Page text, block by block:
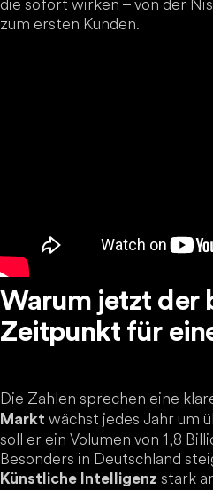
zum ersten Kunden.
Warum jetzt der
Zeitpunkt für
Die Zahlen sprechen eine
Markt wächst jedes Jahr um
soll er ein Volumen von 1,8
Besonders in Deutschland
Künstliche Intelligenz stark